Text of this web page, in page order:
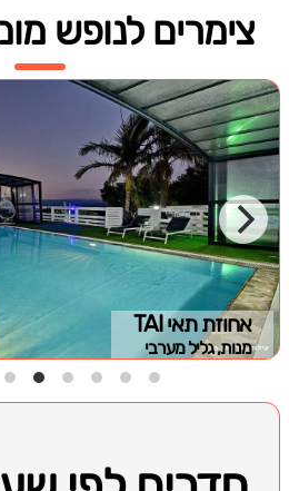
צימרים לנופש
אחוזת תאי TAI
מנות, גליל מערבי